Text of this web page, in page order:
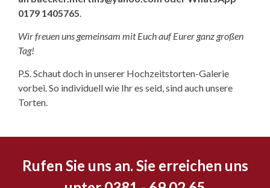
0179 1405765
Wir freuen uns gemeinsam mit Euch auf Eurer ganz großen
Tag!
P.S. Schaut doch in unserer Hochzeitstorten-Galerie
vorbei. So individuell wie Ihr es seid, sind auch unsere
Torten.
Rufen Sie uns an. Sie erreichen uns